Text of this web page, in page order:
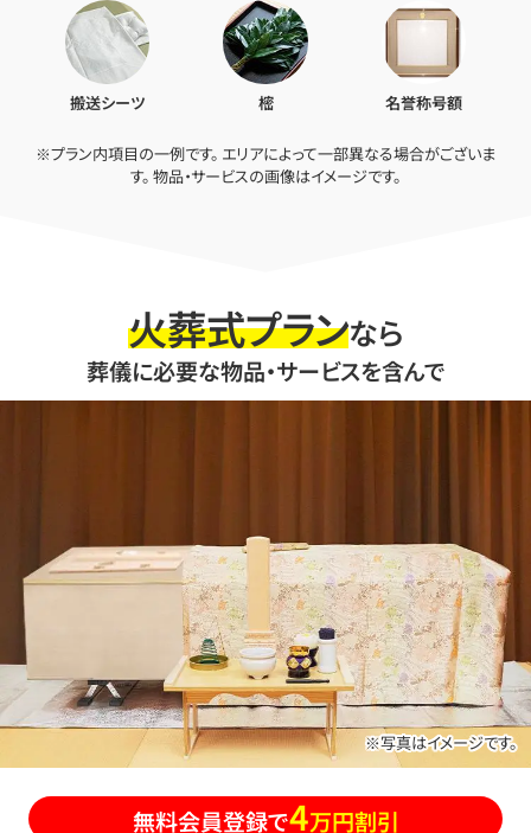
搬送シーツ 樒 名誉称号額
※プラン内項目の一例です。 エリアによって一部異なる場合がございま
す。 物品・サービスの画像はイメージです。
火葬式プランなら
葬儀に必要な物品・サービスを含んで
※写真はイメージです。
無料会員登録で4万円割引